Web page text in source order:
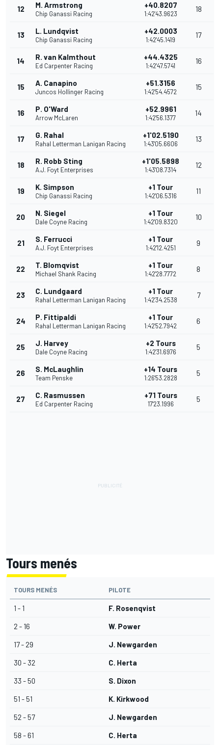
12 M. Armstrong
Chip Ganassi Racing
+40.8207
1:42'43.9623
18
13 L. Lundqvist
Chip Ganassi Racing
+42.0003
1:42'45.1419
17
14 R. van Kalmthout
Ed Carpenter Racing
+44.4325
1:42'47.5741
16
15 A. Canapino
Juncos Hollinger Racing
+51.3156
1:42'54.4572
15
16 P. O'Ward
Arrow McLaren
+52.9961
1:42'56.1377
14
17 G. Rahal
Rahal Letterman Lanigan Racing
+1'02.5190
1:43'05.6606
13
18 R. Robb Sting
A.J. Foyt Enterprises
+1'05.5898
1:43'08.7314
12
19 K. Simpson
Chip Ganassi Racing
+1 Tour
1:42'06.5316
11
20 N. Siegel
Dale Coyne Racing
+1 Tour
1:42'09.8320
10
21 S. Ferrucci
A.J. Foyt Enterprises
+1 Tour
1:42'12.4251
9
22 T. Blomqvist
Michael Shank Racing
+1 Tour
1:42'28.7772
8
23 C. Lundgaard
Rahal Letterman Lanigan Racing
+1 Tour
1:42'34.2538
7
24 P. Fittipaldi
Rahal Letterman Lanigan Racing
+1 Tour
1:42'52.7942
6
25 J. Harvey
Dale Coyne Racing
+2 Tours
1:42'31.6976
5
26 S. McLaughlin
Team Penske
+14 Tours
1:26'53.2828
5
27 C. Rasmussen
Ed Carpenter Racing
+71 Tours
17'23.1996
5
Tours menés
TOURS MENÉS PILOTE
1 - 1 F. Rosenqvist
2 - 16 W. Power
17 - 29 J. Newgarden
30 - 32 C. Herta
33 - 50 S. Dixon
51 - 51 K. Kirkwood
52 - 57 J. Newgarden
58 - 61 C. Herta